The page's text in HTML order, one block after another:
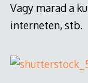
Vagy marad a
interneten, stb.